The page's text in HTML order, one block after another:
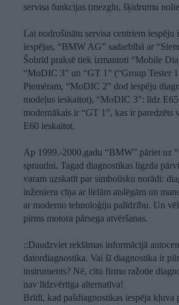
servisa funkcijas (mezglu, šķidrumu
Lai nodrošinātu servisa centriem iespēju
iespējas, “BMW AG” sadarbībā ar
Šobrīd praksē tiek izmantoti “Mobile
“MoDIC 3” un “GT 1” (“Group Tester
Piemēram, “MoDIC 2” dod iespēju
modeļus ieskaitot), “MoDIC 3”: līdz
modernākais ir “GT 1”, kas ir
E60 ieskaitot.
Ap 1999.-2000.gadu “BMW” pāriet uz
spraudni. Tagad diagnostikas ligzda
varam uzskatīt par simbolisku norādi:
inženieru cīņa ar lielām atslēgām un
ar moderno tehnoloģiju palīdzību. Un
pirms motora pārsega atvēršanas.
::Daudzviet reklāmas informācijā
datordiagnostika. Vai šī diagnostika ir
instruments? Nē, citu firmu ražotie
nav līdzvērtīga alternatīva!
Brīdī, kad pašdiagnostikas iespēja